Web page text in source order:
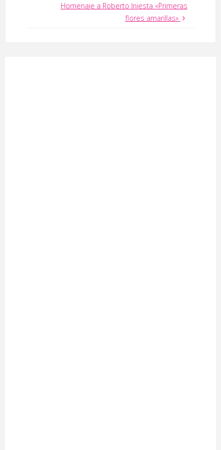
Homenaje a Roberto Iniesta «Primeras
flores amarillas»